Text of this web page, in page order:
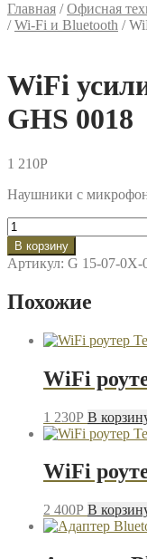
Главная /Офисная
/Wi-Fi и Bluetooth /
WiFi
GHS 0018
1 210P
Наушники с
Количество
товара
WiFi
усилитель
Halo
0018
В корзину
Артикул: G 15-07-0X-
Похожие
WiFi
1 230P В
WiFi
2 400P В